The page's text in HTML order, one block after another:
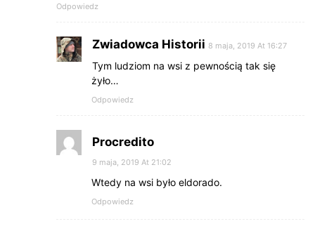
Odpowiedz
Zwiadowca Historii 8 maja, 2019 At 16:27
Tym ludziom na wsi z pewnością tak się
żyło…
Odpowiedz
Procredito
9 maja, 2019 At 21:02
Wtedy na wsi było eldorado.
Odpowiedz